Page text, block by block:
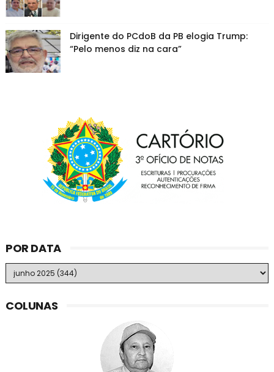
Dirigente do PCdoB da PB elogia Trump:
“Pelo menos diz na cara”
POR DATA
COLUNAS